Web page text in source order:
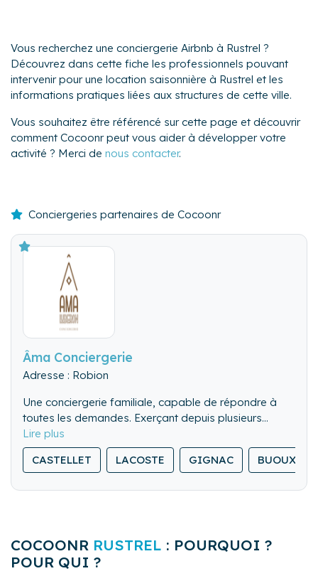
Vous recherchez une conciergerie Airbnb à Rustrel ?
Découvrez dans cette fiche les professionnels pouvant
intervenir pour une location saisonnière à Rustrel et les
informations pratiques liées aux structures de cette ville.
Vous souhaitez être référencé sur cette page et découvrir
comment Cocoonr peut vous aider à développer votre
activité ? Merci de nous contacter.
Conciergeries partenaires de Cocoonr
Âma Conciergerie
Adresse : Robion
Une conciergerie familiale, capable de répondre à
toutes les demandes. Exerçant depuis plusieurs
années sur le secteur du Luberon en Immobilier, notre
connaissance sera un réel atout pour vous guider tout
au long de votre projet.
CASTELLET LACOSTE GIGNAC BUOUX
COCOONR RUSTREL : POURQUOI ?
POUR QUI ?